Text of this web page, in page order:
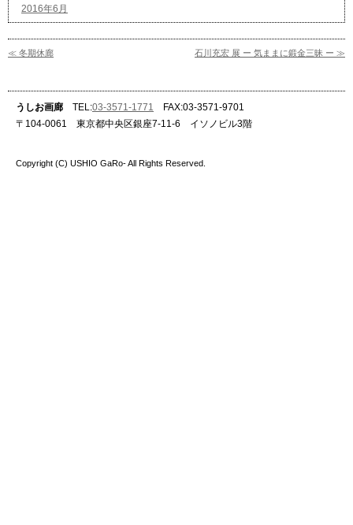
2016年6月
≪ 冬期休廊 石川充宏 展 ー 気ままに鍛金三昧 ー ≫
うしお画廊 TEL:03-3571-1771
FAX:03-3571-9701
〒104-0061 東京都中央区銀座7-11-6 イソノビル3階
Copyright (C) USHIO GaRo- All Rights Reserved.